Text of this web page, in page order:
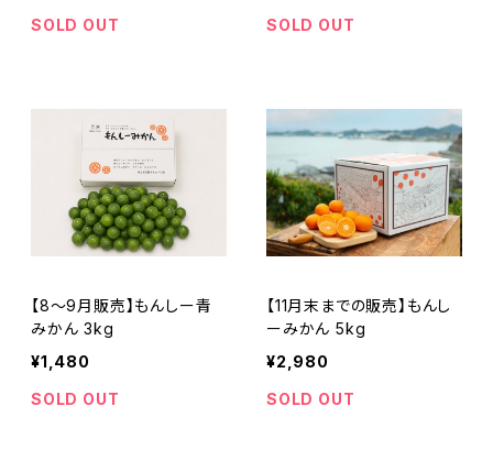
SOLD OUT
SOLD OUT
【8～9月販売】もんしー青
みかん 3kg
¥1,480
SOLD OUT
【11月末までの販売】もんし
ーみかん 5kg
¥2,980
SOLD OUT